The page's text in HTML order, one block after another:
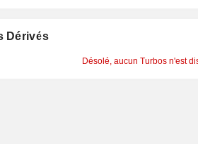
Dérivés
Désolé, aucun Turbos n'est